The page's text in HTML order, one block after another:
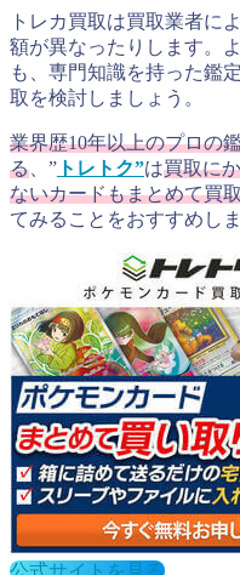
トレカ買取は買取業者に
額が異なったりします。
も、専門知識を持った鑑
取を検討しましょう。
業界歴10年以上のプロの
る、” トレトク”は買取に
ないカードもまとめて買
てみることをおすすめしま